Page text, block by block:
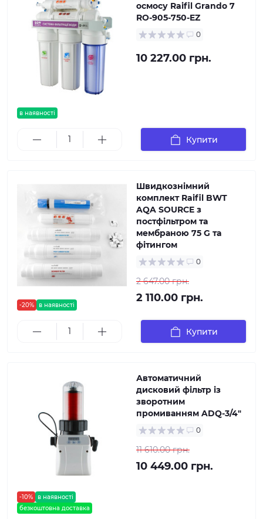
в наявності
осмосу Raifil Grando 7
RO-905-750-EZ
0
10 227.00 грн.
Купити
-20% в наявності
Швидкознімний
комплект Raifil BWT
AQA SOURCE з
постфільтром та
мембраною 75 G та
фітингом
0
2 647.00 грн.
2 110.00 грн.
Купити
-10%
в наявності
безкоштовна доставка
Автоматичний
дисковий фільтр із
зворотним
промиванням ADQ-3/4"
0
11 610.00 грн.
10 449.00 грн.